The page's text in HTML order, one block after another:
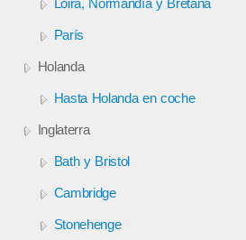
París
Holanda
Hasta Holanda en coche
Inglaterra
Bath y Bristol
Cambridge
Stonehenge